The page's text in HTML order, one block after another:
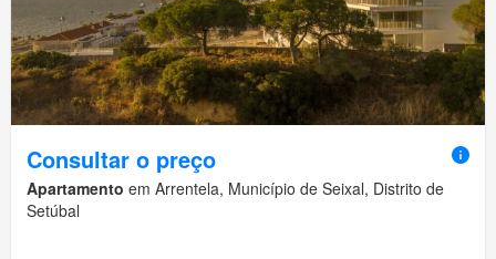
Consultar o preço
Apartamento em Arrentela, Município de Seixal, Distrito de
Setúbal